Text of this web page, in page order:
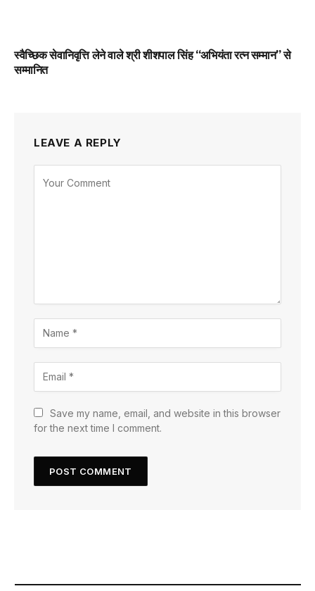
स्वैच्छिक सेवानिवृत्ति लेने वाले श्री शीशपाल सिंह “अभियंता रत्न सम्मान” से
सम्मानित
LEAVE A REPLY
Save my name, email, and website in this browser
for the next time I comment.